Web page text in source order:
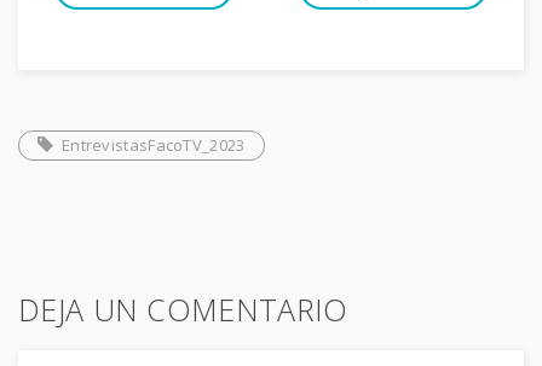
EntrevistasFacoTV_2023
DEJA UN COMENTARIO